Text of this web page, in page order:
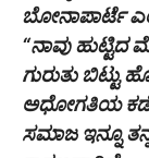
ಬೋನಾಪಾರ್ಟೆ
“ನಾವು ಹುಟ್ಟಿದ
ಗುರುತು ಬಿಟ್ಟು
ಅಧೋಗತಿಯ ಕಡೆ
ಸಮಾಜ ಇನ್ನೂ